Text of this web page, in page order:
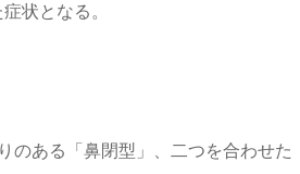
状となる。
のある「鼻閉型」、二つを合わせた